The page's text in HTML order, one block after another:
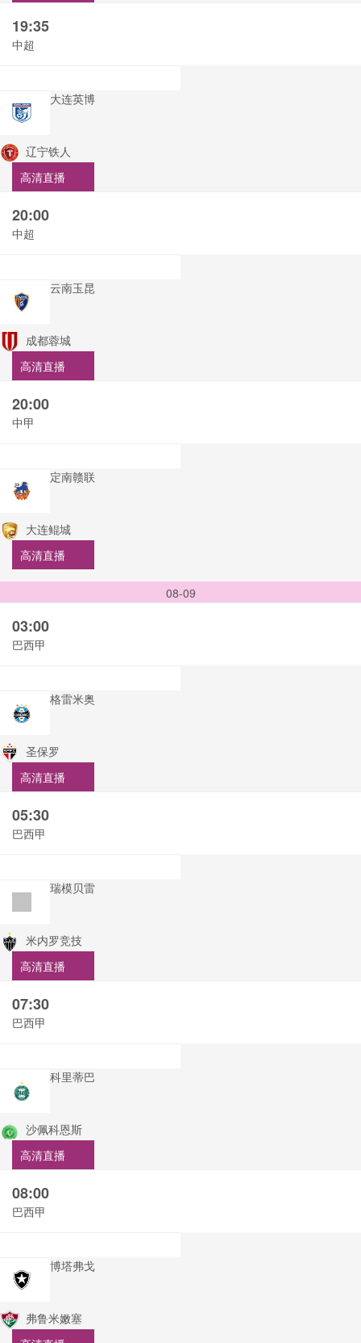
19:35
中超
大连英博
辽宁铁人
高清直播
20:00
中超
云南玉昆
成都蓉城
高清直播
20:00
中甲
定南赣联
大连鲲城
高清直播
08-09
03:00
巴西甲
格雷米奥
圣保罗
高清直播
05:30
巴西甲
瑞模贝雷
米内罗竞技
高清直播
07:30
巴西甲
科里蒂巴
沙佩科恩斯
高清直播
08:00
巴西甲
博塔弗戈
弗鲁米嫩塞